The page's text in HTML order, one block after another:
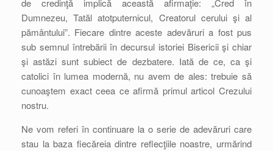
de credinţă implică această afirmaţie: „Cred în
Dumnezeu, Tatăl atotputernicul, Creatorul cerului şi al
pământului”. Fiecare dintre aceste adevăruri a fost pus
sub semnul întrebării în decursul istoriei Bisericii şi chiar
şi astăzi sunt subiect de dezbatere. Iată de ce, ca şi
catolici în lumea modernă, nu avem de ales: trebuie să
cunoaştem exact ceea ce afirmă primul articol Crezului
nostru.
Ne vom referi în continuare la o serie de adevăruri care
stau la baza fiecăreia dintre reflecţiile noastre, urmărind